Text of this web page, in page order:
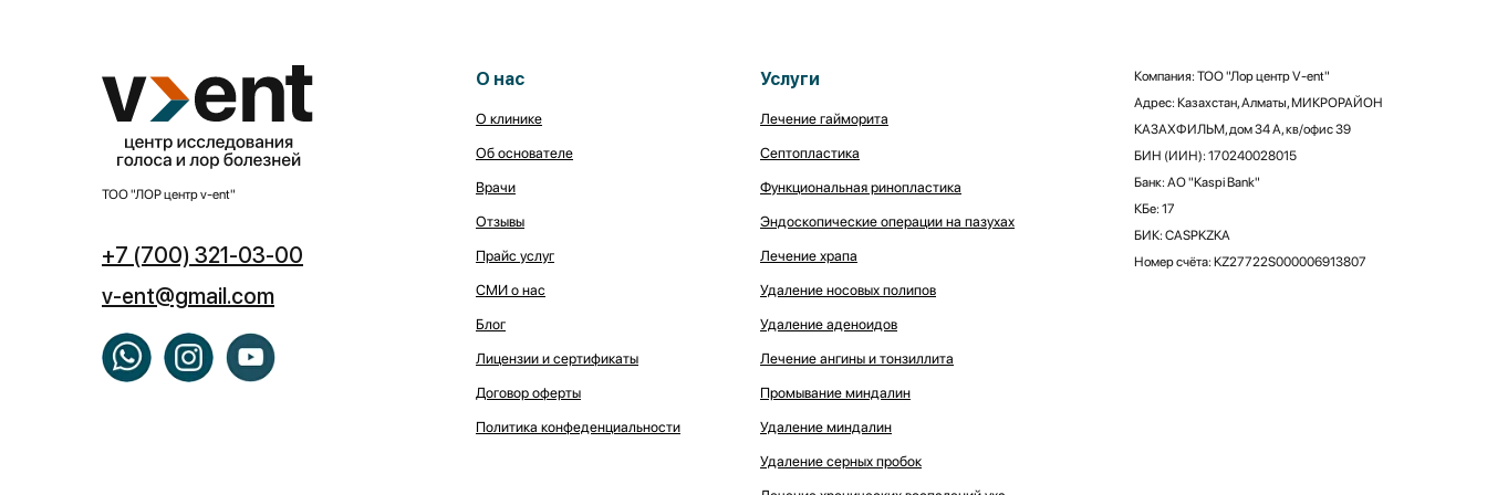
О нас
О клинике
Об основателе
Врачи
Отзывы
Прайс услуг
СМИ о нас
Блог
Лицензии и сертификаты
Договор оферты
Политика конфеденциальности
Услуги
Лечение гайморита
Септопластика
Функциональная ринопластика
Эндоскопические операции на пазухах
Лечение храпа
Удаление носовых полипов
Удаление аденоидов
Лечение ангины и тонзиллита
Промывание миндалин
Удаление миндалин
Удаление серных пробок
Компания: ТОО "Лор центр V-ent"
Адрес: Казахстан, Алматы, МИКРОРАЙОН
КАЗАХФИЛЬМ, дом 34 А, кв/офис 39
БИН (ИИН): 170240028015
Банк: АО "Kaspi Bank"
КБе: 17
БИК: CASPKZKA
Номер счёта: KZ27722S000006913807
ТОО "ЛОР центр v-ent"
+7 (700) 321-03-00
v-ent@gmail.com